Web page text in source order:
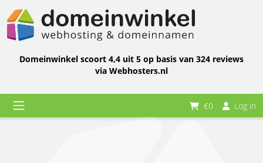
Domeinwinkel scoort 4,4 uit 5 op basis van 324 reviews
via Webhosters.nl
€0 Log in